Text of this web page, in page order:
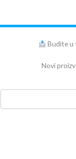
Budite u
Novi